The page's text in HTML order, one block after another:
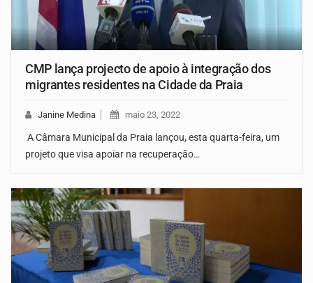
CMP lança projecto de apoio à integração dos
migrantes residentes na Cidade da Praia
Janine Medina maio 23, 2022
A Câmara Municipal da Praia lançou, esta quarta-feira, um
projeto que visa apoiar na recuperação…